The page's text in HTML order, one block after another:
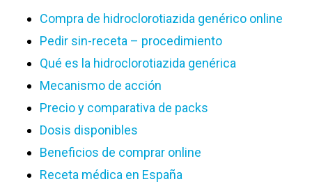
Compra de hidroclorotiazida genérico online
Pedir sin-receta – procedimiento
Qué es la hidroclorotiazida genérica
Mecanismo de acción
Precio y comparativa de packs
Dosis disponibles
Beneficios de comprar online
Receta médica en España